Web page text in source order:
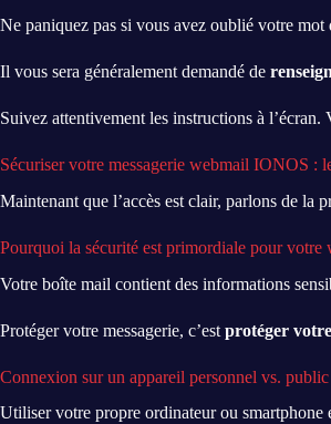
Ne paniquez pas si vous avez oublié votre
Il vous sera généralement demandé de
Suivez attentivement les instructions à l’écran.
Sécuriser votre messagerie webmail IONOS :
Maintenant que l’accès est clair, parlons de la
Pourquoi la sécurité est primordiale pour votre
Votre boîte mail contient des informations
Protéger votre messagerie, c’est protéger
Connexion sur un appareil personnel vs.
Utiliser votre propre ordinateur ou smartphone